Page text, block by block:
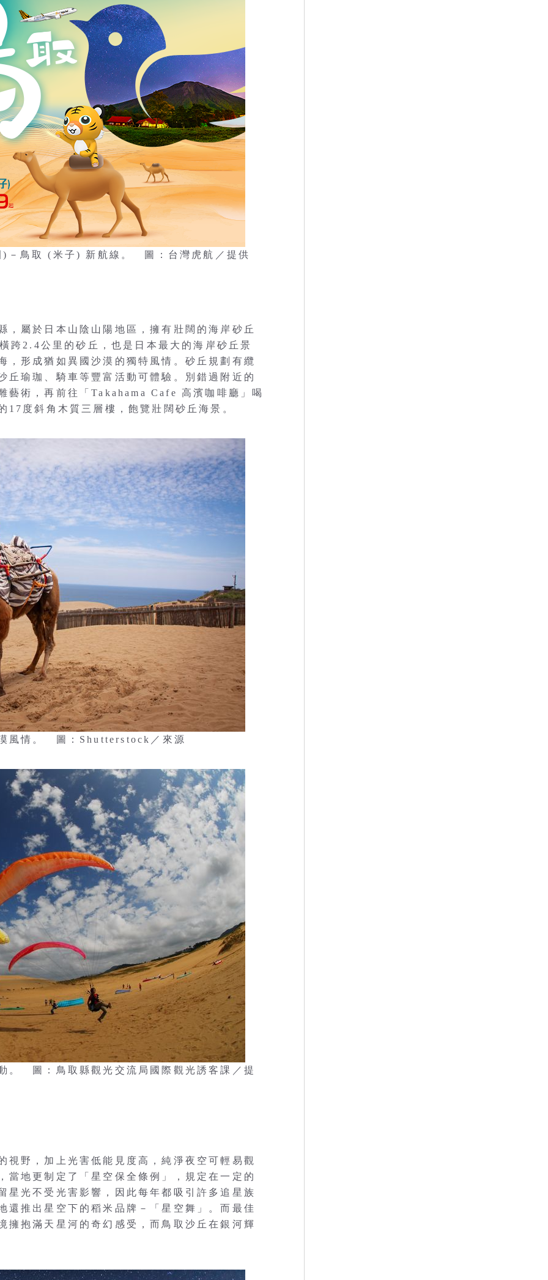
－鳥取 (米子) 新航線。 圖：台灣虎航／提供
，屬於日本山陰山陽地區，擁有壯闊的海岸砂丘
跨2.4公里的砂丘，也是日本最大的海岸砂丘景
，形成猶如異國沙漠的獨特風情。砂丘規劃有纜
丘瑜珈、騎車等豐富活動可體驗。別錯過附近的
藝術，再前往「Takahama Cafe 高濱咖啡廳」喝
度斜角木質三層樓，飽覽壯闊砂丘海景。
風情。 圖：Shutterstock／來源
。 圖：鳥取縣觀光交流局國際觀光誘客課／提
視野，加上光害低能見度高，純淨夜空可輕易觀
當地更制定了「星空保全條例」，規定在一定的
星光不受光害影響，因此每年都吸引許多追星族
還推出星空下的稻米品牌－「星空舞」。而最佳
擁抱滿天星河的奇幻感受，而鳥取沙丘在銀河輝